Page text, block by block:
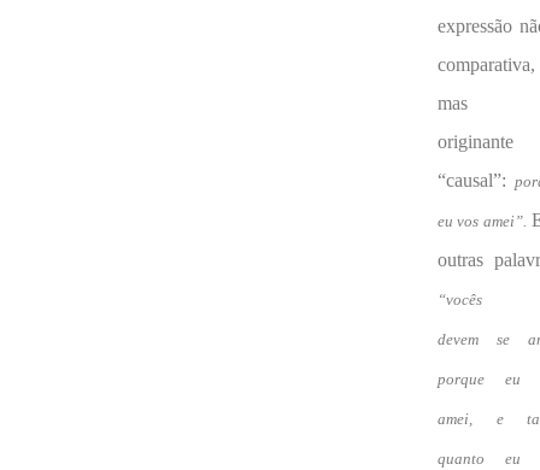
expressão
comparativa,
mas
“causal”:
eu vos amei”.
outras
“vocês
devem se
porque eu
amei, e
quanto eu